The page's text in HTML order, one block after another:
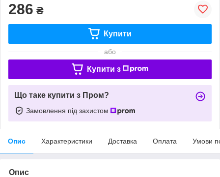
286 ₴
Купити
або
Купити з
Що таке купити з Пром?
Замовлення під захистом
Опис Характеристики Доставка Оплата Умови
Опис